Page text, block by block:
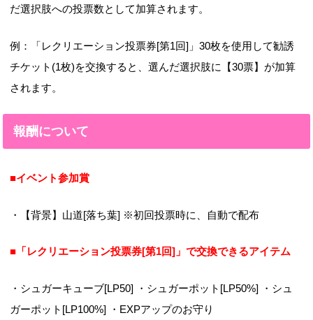
だ選択肢への投票数として加算されます。
例：「レクリエーション投票券[第1回]」30枚を使用して勧誘
チケット(1枚)を交換すると、選んだ選択肢に【30票】が加算
されます。
報酬について
■イベント参加賞
・【背景】山道[落ち葉] ※初回投票時に、自動で配布
■「レクリエーション投票券[第1回]」で交換できるアイテム
・シュガーキューブ[LP50] ・シュガーポット[LP50%] ・シュ
ガーポット[LP100%] ・EXPアップのお守り